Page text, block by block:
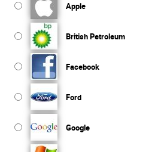
Apple
British Petroleum
Facebook
Ford
Google